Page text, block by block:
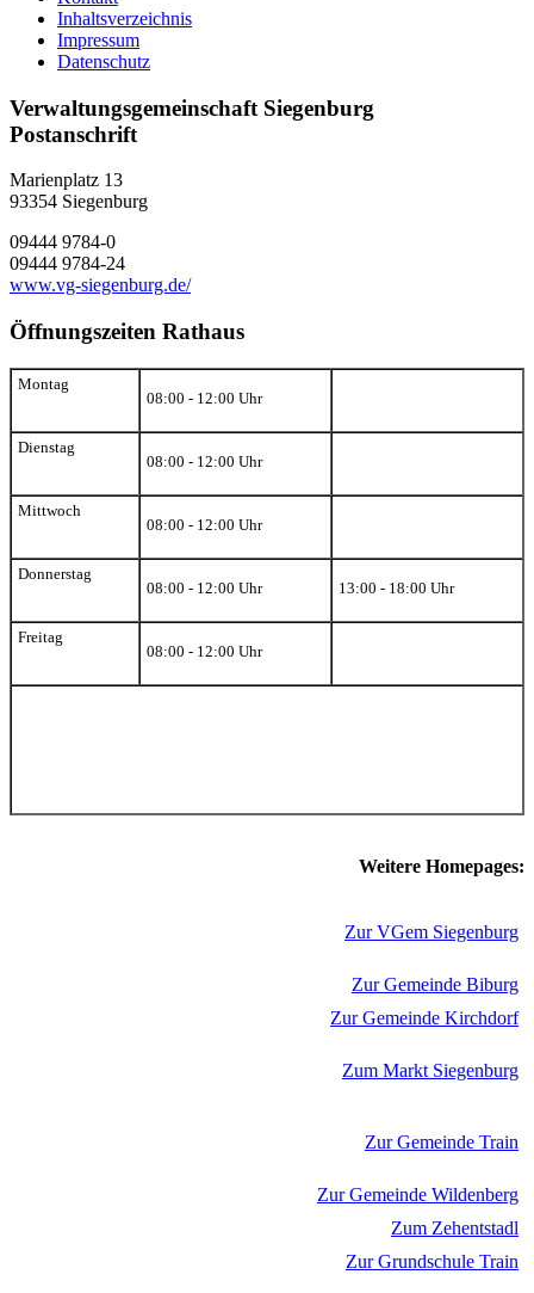
Inhaltsverzeichnis
Impressum
Datenschutz
Verwaltungsgemeinschaft Siegenburg
Postanschrift
Marienplatz 13
93354 Siegenburg
09444 9784-0
09444 9784-24
www.vg-siegenburg.de/
Öffnungszeiten Rathaus
Montag
08:00 - 12:00 Uhr
Dienstag
08:00 - 12:00 Uhr
Mittwoch
08:00 - 12:00 Uhr
Donnerstag
08:00 - 12:00 Uhr
13:00 - 18:00 Uhr
Freitag
08:00 - 12:00 Uhr
Weitere Homepages:
Zur VGem Siegenburg
Zur Gemeinde Biburg
Zur Gemeinde Kirchdorf
Zum Markt Siegenburg
Zur Gemeinde Train
Zur Gemeinde Wildenberg
Zum Zehentstadl
Zur Grundschule Train